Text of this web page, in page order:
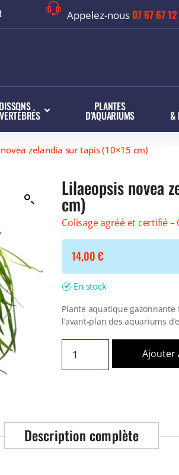
Appelez-nous 07 67 67
PLANTES
D’AQUARIUMS &
zelandia sur tapis (10×15 cm)
Lilaeopsis novea
cm)
Colisage agréé et certifié
14,00€
En stock
Plante aquatique
l’avant‑plan des aquariums
Ajouter
Description complète